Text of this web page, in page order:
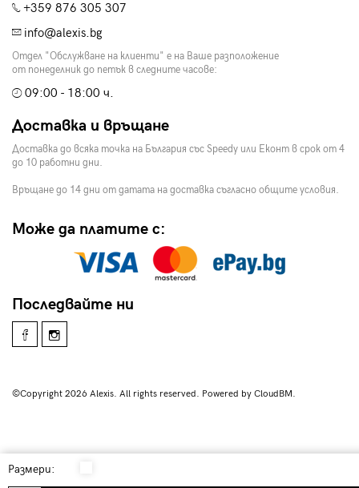
Размери:
+359 876 305 307
info@alexis.bg
Отдел "Обслужване на клиенти" е на Ваше разположение
от понеделник до петък в следните часове:
09:00 - 18:00 ч.
Доставка и връщане
Доставка до всяка точка на България със Speedy или Еконт в срок от 4
до 10 работни дни.
Връщане до 14 дни от датата на доставка съгласно общите условия.
Може да платите с:
Последвайте ни
©Copyright 2026 Alexis. All rights reserved. Powered by CloudBM.